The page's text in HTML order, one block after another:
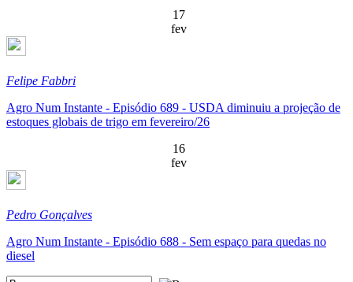
17
fev
Felipe Fabbri
Agro Num Instante - Episódio 689 - USDA diminuiu a projeção de
estoques globais de trigo em fevereiro/26
16
fev
Pedro Gonçalves
Agro Num Instante - Episódio 688 - Sem espaço para quedas no
diesel